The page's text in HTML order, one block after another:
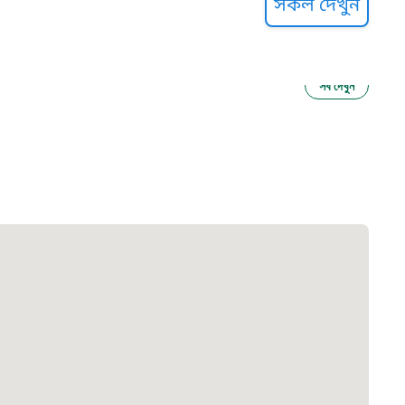
সকল দেখুন
সব দেখুন